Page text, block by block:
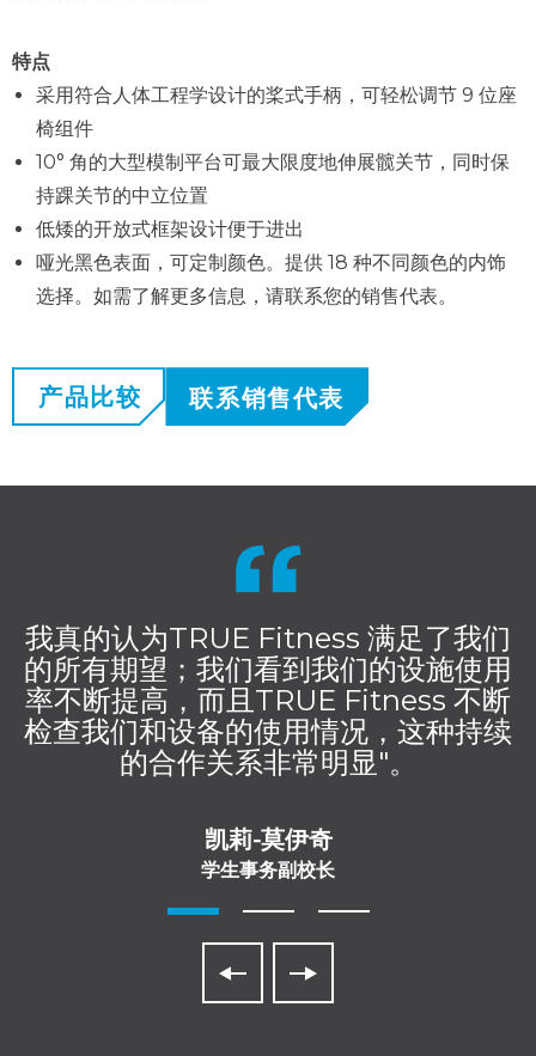
特点
采用符合人体工程学设计的桨式手柄，可轻松调节 9 位座
椅组件
10° 角的大型模制平台可最大限度地伸展髋关节，同时保
持踝关节的中立位置
低矮的开放式框架设计便于进出
哑光黑色表面，可定制颜色。提供 18 种不同颜色的内饰
选择。如需了解更多信息，请联系您的销售代表。
产品比较 联系销售代表
我真的认为TRUE Fitness 满足了我们
的所有期望；我们看到我们的设施使用
率不断提高，而且TRUE Fitness 不断
检查我们和设备的使用情况，这种持续
的合作关系非常明显"。
凯莉-莫伊奇
学生事务副校长